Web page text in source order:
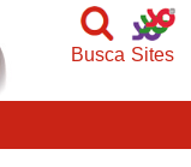
Sites
Busca